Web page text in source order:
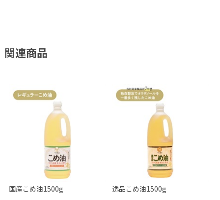
関連商品
国産こめ油1500g 逸品こめ油1500g